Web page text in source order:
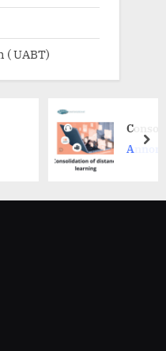
( UABT)
Consolidation de
Annonce